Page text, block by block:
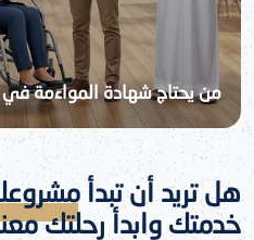
من يحتاج شهادة المواءمة
هل تريد أن تبدأ
خدمتك وابدأ رحلتك